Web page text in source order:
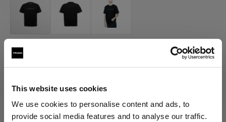
This website uses cookies
We use cookies to personalise content and ads, to
provide social media features and to analyse our traffic.
販促品
ク
(0 )